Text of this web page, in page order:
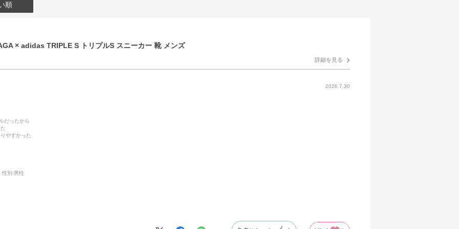
順
× adidas TRIPLE S トリプルS スニーカー 靴 メンズ
詳細を見る
2026.7.30
だったから
やすかった
性別:男性